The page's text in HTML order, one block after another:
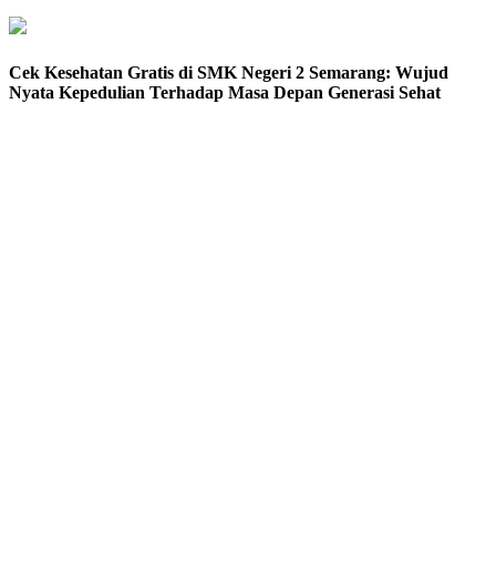
Cek Kesehatan Gratis di SMK Negeri 2 Semarang: Wujud
Nyata Kepedulian Terhadap Masa Depan Generasi Sehat